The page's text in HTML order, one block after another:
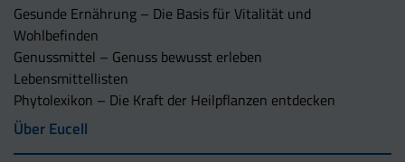
Gesunde Ernährung – Die Basis für Vitalität und
Wohlbefinden
Genussmittel – Genuss bewusst erleben
Lebensmittellisten
Phytolexikon – Die Kraft der Heilpflanzen entdecken
Über Eucell